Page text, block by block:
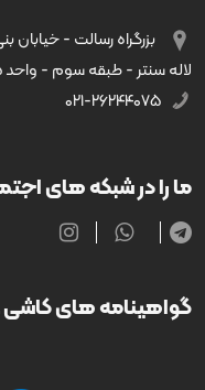
بزرگراه رسالت -
لاله سنتر - طبقه سوم - واحد ۳۰۵
۰۲۱-۲۶۲۴۴۰۷۵
ما را در شبکه های
گواهینامه های